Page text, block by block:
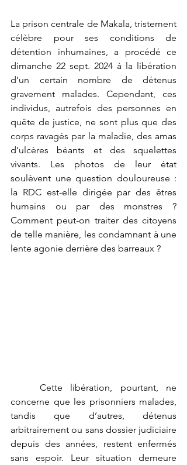
La prison centrale de Makala, tristement
célèbre pour ses conditions de
détention inhumaines, a procédé ce
dimanche 22 sept. 2024 à la libération
d’un certain nombre de détenus
gravement malades. Cependant, ces
individus, autrefois des personnes en
quête de justice, ne sont plus que des
corps ravagés par la maladie, des amas
d’ulcères béants et des squelettes
vivants. Les photos de leur état
soulèvent une question douloureuse :
la RDC est-elle dirigée par des êtres
humains ou par des monstres ?
Comment peut-on traiter des citoyens
de telle manière, les condamnant à une
lente agonie derrière des barreaux ?
concerne que les prisonniers malades,
tandis que d’autres, détenus
arbitrairement ou sans dossier judiciaire
depuis des années, restent enfermés
sans espoir. Leur situation demeure